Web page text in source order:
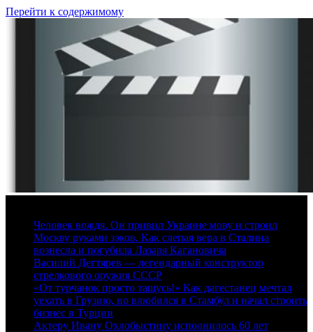
Перейти к содержимому
Человек вождя. Он привил Украине мову и строил
Москву руками зэков. Как слепая вера в Сталина
вознесла и погубила Лазаря Кагановича
Василий Дегтярев — легендарный конструктор
стрелкового оружия СССР
«От турчанок просто тащусь!» Как дагестанец мечтал
уехать в Грузию, но влюбился в Стамбул и начал строить
бизнес в Турции
Актеру Ивану Охлобыстину исполнилось 60 лет